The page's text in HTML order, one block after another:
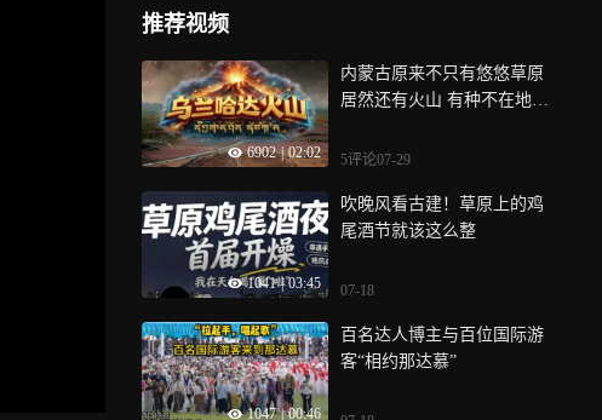
推荐视频
6902 | 02:02
内蒙古原来不只有悠悠草原
居然还有火山 有种不在地球
可以看到民俗表演烟花篝火
5评论07-29
1041 | 03:45
吹晚风看古建！草原上的鸡
尾酒节就该这么整
07-18
1047 | 00:46
百名达人博主与百位国际游
客“相约那达慕”